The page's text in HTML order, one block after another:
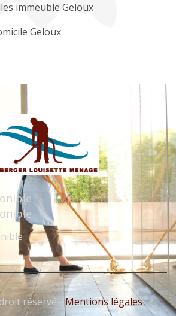
immeuble Geloux
Geloux
réservé -Mentions légales